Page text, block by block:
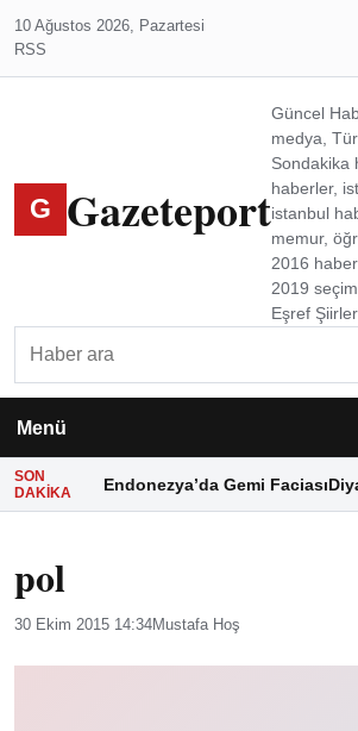
10 Ağustos 2026, Pazartesi
RSS
G Gazeteport
Güncel
medya,
Sondakika
haberler,
istanbul
memur,
2016
2019
Eşref
Menü
SON
DAKIKA
Endonezya’da Gemi Faciası
pol
30 Ekim 2015 14:34Mustafa Hoş